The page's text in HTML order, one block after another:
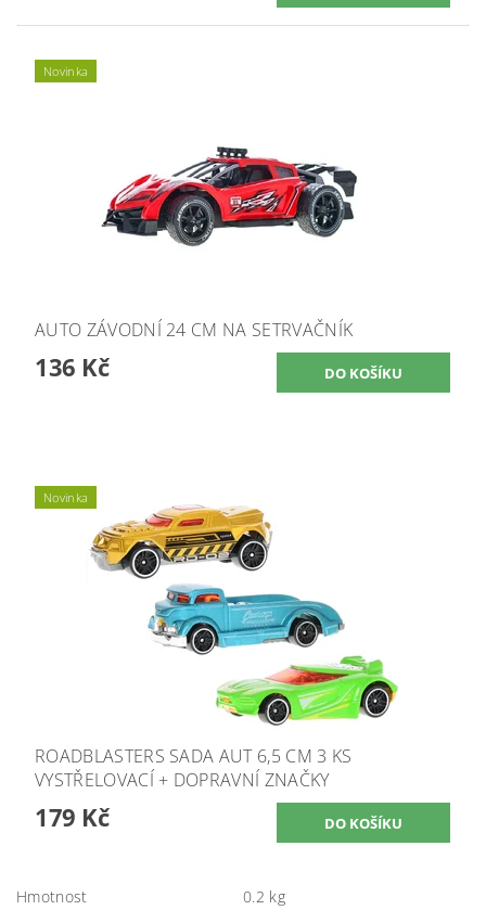
Novinka
AUTO ZÁVODNÍ 24 CM NA SETRVAČNÍK
136 Kč
Novinka
ROADBLASTERS SADA AUT 6,5 CM 3 KS
VYSTŘELOVACÍ + DOPRAVNÍ ZNAČKY
179 Kč
Hmotnost 0.2 kg